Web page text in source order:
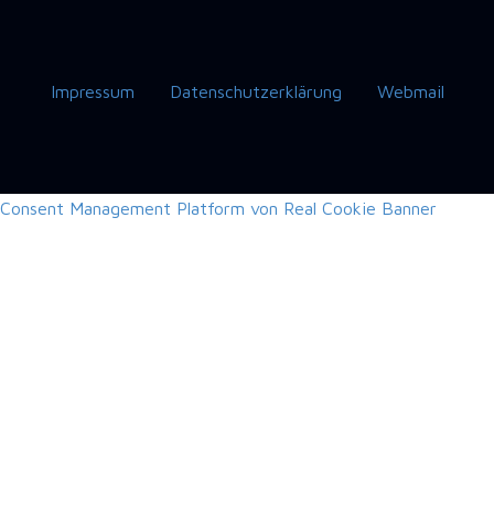
Impressum Datenschutzerklärung Webmail
Consent Management Platform von Real Cookie Banner